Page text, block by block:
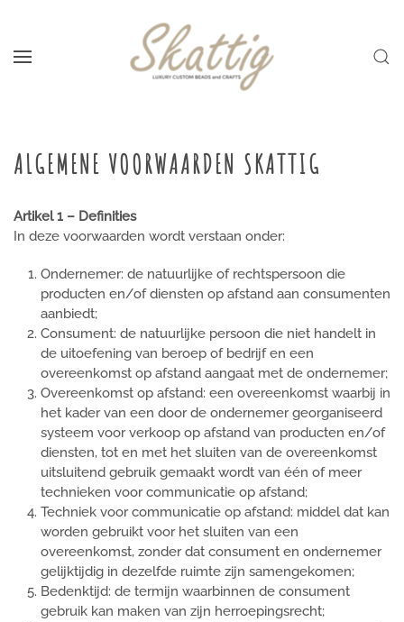
Skip to main content
ALGEMENE VOORWAARDEN SKATTIG
Artikel 1 – Definities
In deze voorwaarden wordt verstaan onder:
Ondernemer: de natuurlijke of rechtspersoon die
producten en/of diensten op afstand aan consumenten
aanbiedt;
Consument: de natuurlijke persoon die niet handelt in
de uitoefening van beroep of bedrijf en een
overeenkomst op afstand aangaat met de ondernemer;
Overeenkomst op afstand: een overeenkomst waarbij in
het kader van een door de ondernemer georganiseerd
systeem voor verkoop op afstand van producten en/of
diensten, tot en met het sluiten van de overeenkomst
uitsluitend gebruik gemaakt wordt van één of meer
technieken voor communicatie op afstand;
Techniek voor communicatie op afstand: middel dat kan
worden gebruikt voor het sluiten van een
overeenkomst, zonder dat consument en ondernemer
gelijktijdig in dezelfde ruimte zijn samengekomen;
Bedenktijd: de termijn waarbinnen de consument
gebruik kan maken van zijn herroepingsrecht;